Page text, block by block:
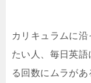
カリキュラムに
たい人、毎日英
る回数にムラがあ